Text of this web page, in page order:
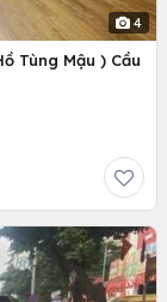
4
Tùng Mậu ) Cầu